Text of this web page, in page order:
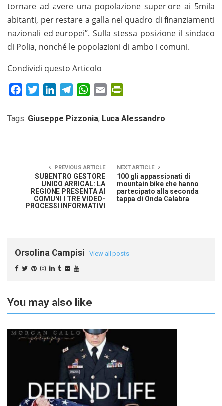
tornare ad avere una popolazione superiore ai 5mila
abitanti, per restare a galla nel quadro di finanziamenti
nazionali ed europei”. Sulla stessa posizione il sindaco
di Polia, nonché le popolazioni di ambo i comuni.
Condividi questo Articolo
FacebookTwitterLinkedInTelegramWhatsApp
Email
Tags: Giuseppe Pizzonia, Luca Alessandro
PREVIOUS ARTICLE
SUBENTRO GESTORE
UNICO ARRICAL: LA
REGIONE PRESENTA AI
COMUNI I TRE VIDEO-
PROCESSI INFORMATIVI
NEXT ARTICLE
100 gli appassionati di
mountain bike che hanno
partecipato alla seconda
tappa di Onda Calabra
Orsolina Campisi View all posts
You may also like